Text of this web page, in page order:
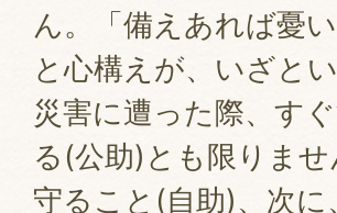
ん。「備えあれば憂
と心構えが、いざと
災害に遭った際、す
る(公助)とも限りま
守ること(自助)、次